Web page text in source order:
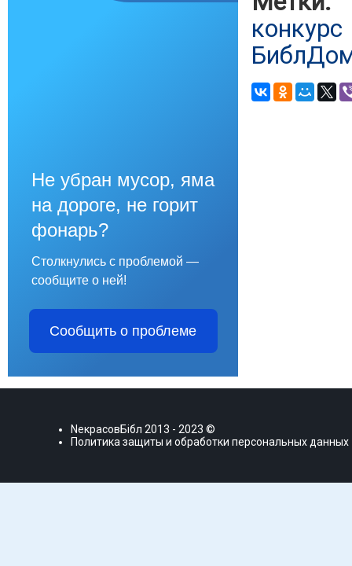
Не убран мусор, яма
на дороге, не горит
фонарь?
Столкнулись с проблемой —
сообщите о ней!
Сообщить о проблеме
конкурс
NекрасовБiбл 2013 - 2023 ©
Политика защиты и обработки персональных данных